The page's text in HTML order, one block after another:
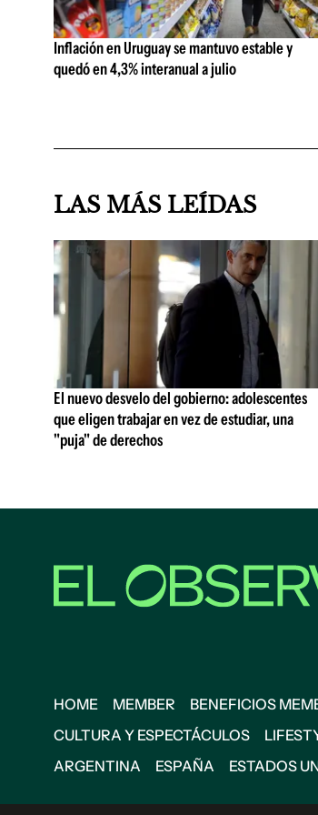
Inflación en Uruguay se mantuvo estable y
quedó en 4,3% interanual a julio
LAS MÁS LEÍDAS
El nuevo desvelo del gobierno: adolescentes
que eligen trabajar en vez de estudiar, una
"puja" de derechos
HOME MEMBER BENEFICIOS
CULTURA Y ESPECTÁCULOS
ARGENTINA
ESPAÑA ESTADOS